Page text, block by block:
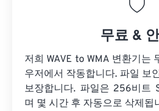
무료 &
저희 WAVE to WMA 변환기는
우저에서 작동합니다. 파일 보
보장합니다. 파일은 256비트
며 몇 시간 후 자동으로 삭제됩